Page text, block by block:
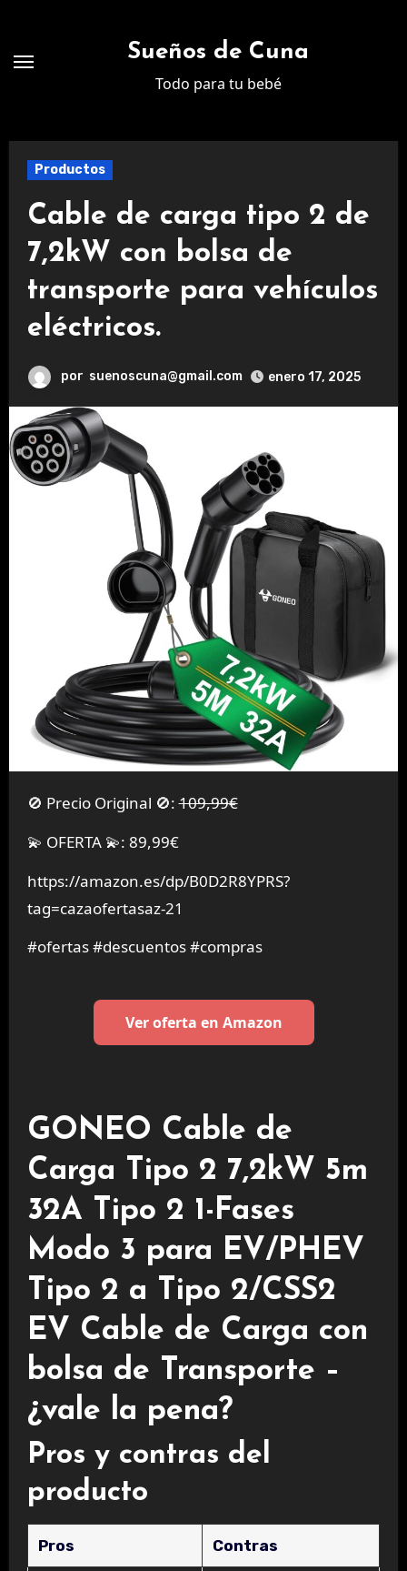
contenido
Sueños de Cuna
Todo para tu bebé
Productos
Cable de carga tipo 2 de
7,2kW con bolsa de
transporte para vehículos
eléctricos.
por suenoscuna@gmail.com enero 17, 2025
🚫 Precio Original 🚫:109,99€
💫 OFERTA 💫: 89,99€
https://amazon.es/dp/B0D2R8YPRS?
tag=cazaofertasaz-21
#ofertas #descuentos #compras
Ver oferta en Amazon
GONEO Cable de
Carga Tipo 2 7,2kW 5m
32A Tipo 2 1-Fases
Modo 3 para EV/PHEV
Tipo 2 a Tipo 2/CSS2
EV Cable de Carga con
bolsa de Transporte –
¿vale la pena?
Pros y contras del
producto
Pros Contras